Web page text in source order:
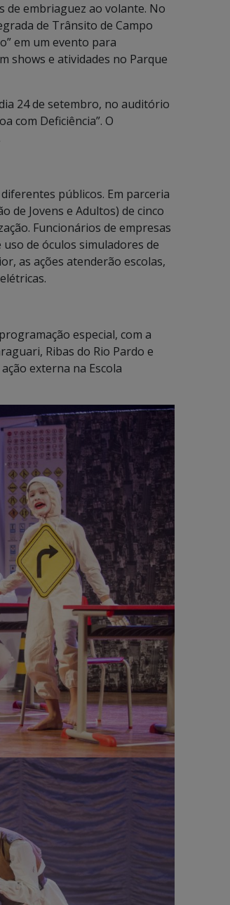
de embriaguez ao volante. No
de Trânsito de Campo
em um evento para
shows e atividades no Parque
24 de setembro, no auditório
com Deficiência”. O
públicos. Em parceria
de Jovens e Adultos) de cinco
Funcionários de empresas
de óculos simuladores de
as ações atenderão escolas,
especial, com a
Ribas do Rio Pardo e
externa na Escola